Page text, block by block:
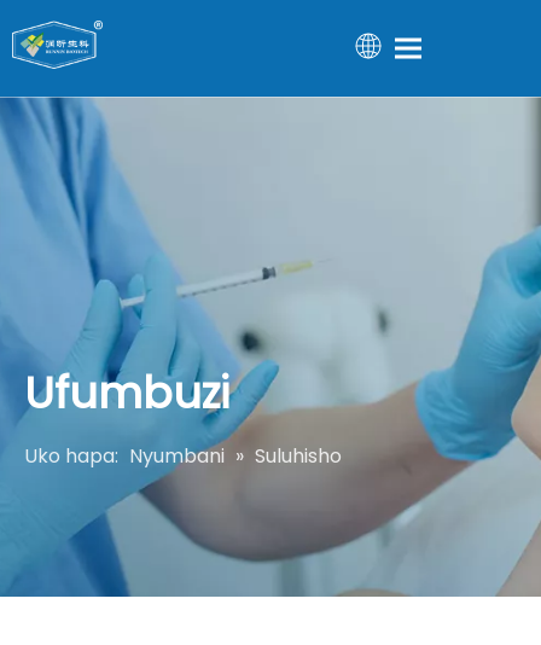
Ufumbuzi
Uko hapa: Nyumbani » Suluhisho